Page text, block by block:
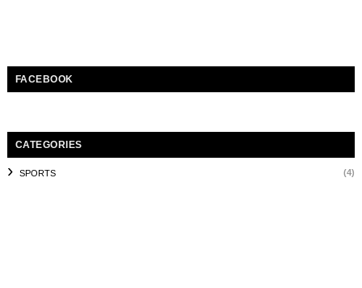
FACEBOOK
CATEGORIES
SPORTS (4)